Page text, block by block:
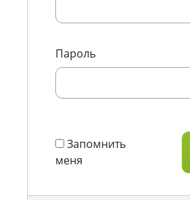
Пароль
Запомнить
меня